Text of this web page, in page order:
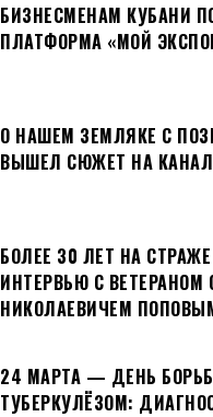
БИЗНЕСМЕНАМ КУБАНИ
ПЛАТФОРМА «МОЙ
О НАШЕМ ЗЕМЛЯКЕ С
ВЫШЕЛ СЮЖЕТ НА
БОЛЕЕ 30 ЛЕТ НА
ИНТЕРВЬЮ С
НИКОЛАЕВИЧЕМ
24 МАРТА — ДЕНЬ
ТУБЕРКУЛЁЗОМ: